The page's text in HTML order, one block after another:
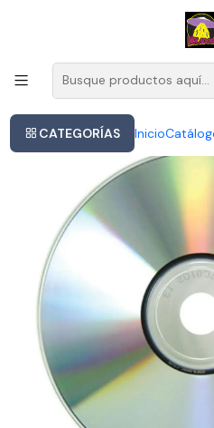
CATEGORÍAS Inicio
Este es el texto del
- American Heart - Cd Versión
Producido Por